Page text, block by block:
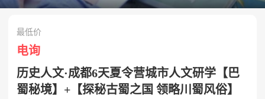
最低价
电询
历史人文·成都6天夏令营城市人文研学【巴
蜀秘境】+【探秘古蜀之国 领略川蜀风俗】